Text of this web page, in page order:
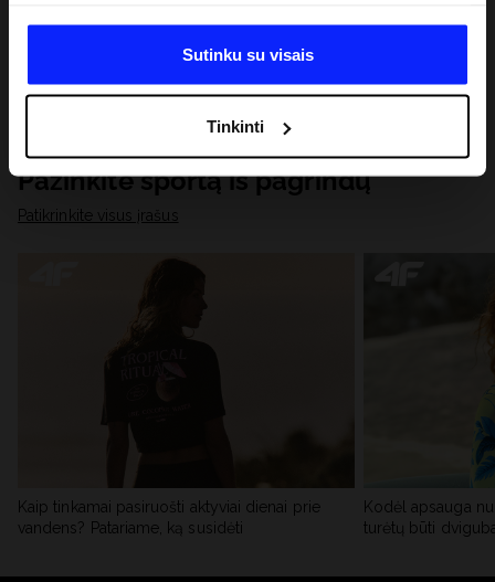
duomenimis, kuriuos jie gauna, kai naudojatės jų
paslaugomis. Gavus Jūsų leidimą, mes galime perduoti
Jūsų asmeninę informaciją savo partneriams, siekdami
analitinius tyrimus, pritaikyti turinį ir tobulinti mūsų
partnerių siūlomus sprendimus (pvz., socialinius tinklus).
Išsamią informaciją rasite mūsų Privatumo politikoje ir
skiltyje „Išsami informacija“.
Sutinku su visais
Tinkinti
Pažinkite sportą iš pagrindų
Patikrinkite visus įrašus
Kaip tinkamai pasiruošti aktyviai dienai prie
vandens? Patariame, ką susidėti
Kodėl apsauga
turėtų būti